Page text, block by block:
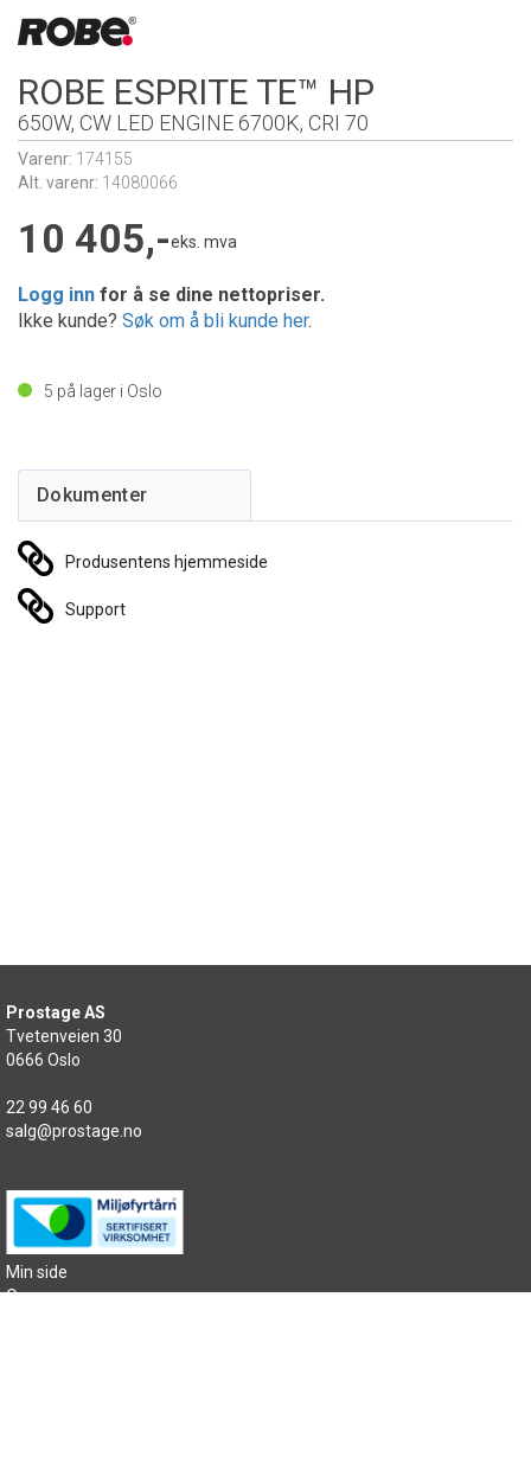
ROBE ESPRITE TE™ HP
650W, CW LED ENGINE 6700K, CRI 70
Varenr: 174155
Alt. varenr: 14080066
10 405,-eks. mva
Logg inn for å se dine nettopriser.
Ikke kunde? Søk om å bli kunde her.
5 på lager i Oslo
Produsentens hjemmeside
Support
Prostage AS
Tvetenveien 30
0666 Oslo
22 99 46 60
salg@prostage.no
Min side
Om oss